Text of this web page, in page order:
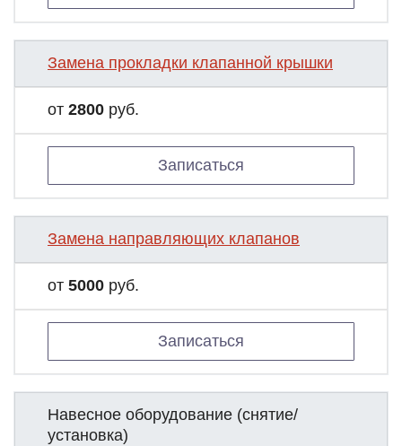
Замена прокладки клапанной крышки
от 2800 руб.
Записаться
Замена направляющих клапанов
от 5000 руб.
Записаться
Навесное оборудование (снятие/
установка)